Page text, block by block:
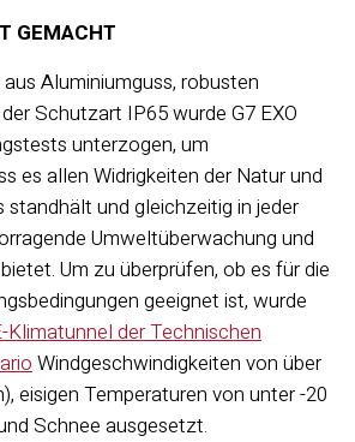
GEMACHT
Aluminiumguss, robusten
Schutzart IP65 wurde G7 EXO
unterzogen, um
es allen Widrigkeiten der Natur und
standhält und gleichzeitig in jeder
Umweltüberwachung und
Um zu überprüfen, ob es für die
geeignet ist, wurde
Klimatunnel der Technischen
Windgeschwindigkeiten von über
eisigen Temperaturen von unter -20
Schnee ausgesetzt.